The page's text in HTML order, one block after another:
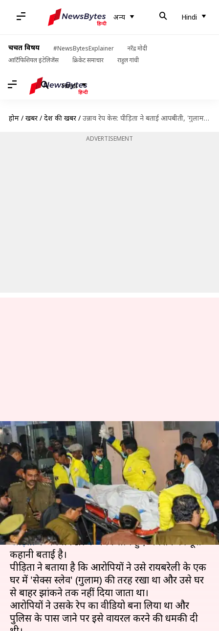
अन्य Hindi
चर्चित विषय #NewsBytesExplainer
नरेंद्र मोदी
आर्टिफिशियल इंटेलिजेंस
क्रिकेट समाचार राहुल गांधी
Hindi
होम / खबरें / देश की खबरें / उन्नाव रेप केस: पीड़िता ने बताई आपबीती, 'गुलाम' की तरह रखकर रेप करता रहा आरोपी
ADVERTISEMENT
उन्नाव रेप केस: पीड़िता ने बताई
आपबीती, 'गुलाम' की तरह रखकर
रेप करता रहा आरोपी
लेखन मुकुल तोमर Dec 06, 2019 02:45 pm
क्या है खबर?
उत्तर प्रदेश के उन्नाव में आरोपियों द्वाराजिंदा जलाई गई रेप
पीड़िताने अपनी FIR में अपने साथ हुए अपराध की पूरी
कहानी बताई है।
पीड़िता ने बताया है कि आरोपियों ने उसे रायबरेली के एक
घर में 'सेक्स स्लेव' (गुलाम) की तरह रखा था और उसे घर
से बाहर झांकने तक नहीं दिया जाता था।
आरोपियों ने उसके रेप का वीडियो बना लिया था और
पुलिस के पास जाने पर इसे वायरल करने की धमकी दी